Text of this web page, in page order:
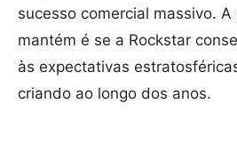
sucesso comercial massivo.
mantém é se a Rockstar
às expectativas
criando ao longo dos anos.